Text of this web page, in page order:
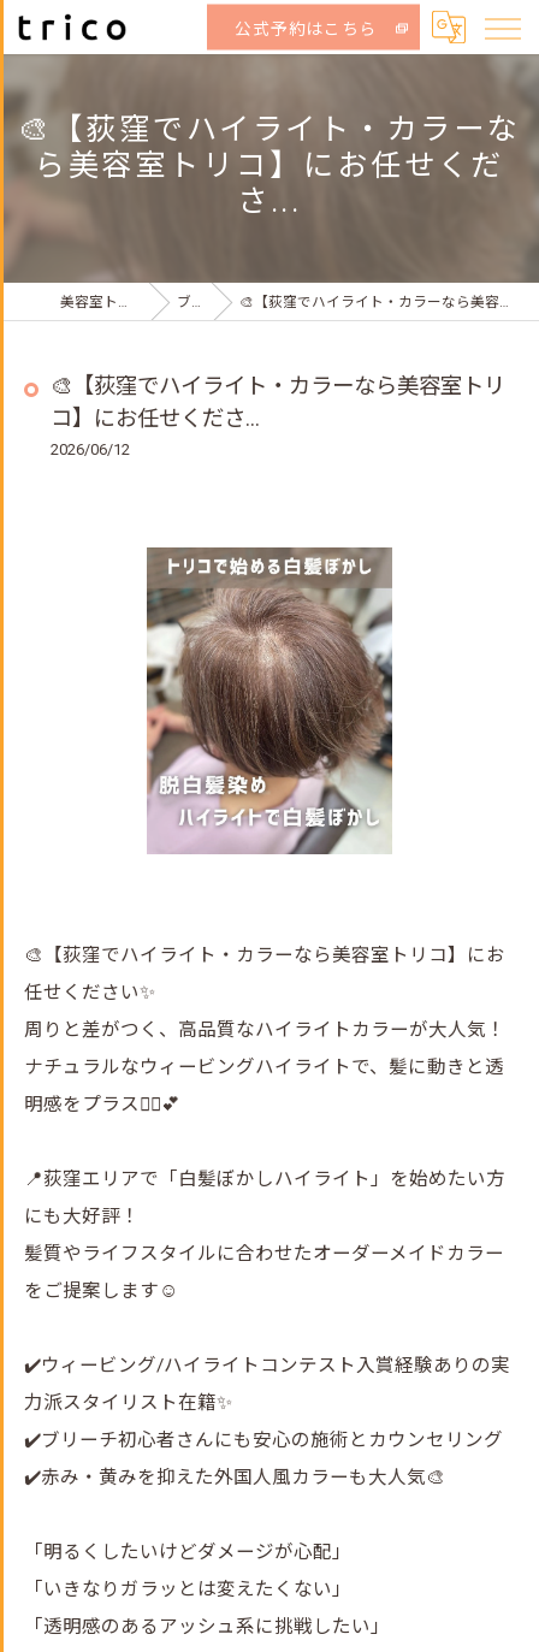
公式予約はこちら
🎨【荻窪でハイライト・カラーな
ら美容室トリコ】にお任せくだ
さ...
美容室トリコ荻窪店 ブログ 🎨【荻窪でハイライト・カラーなら美容室トリコ】にお任せくださ...
🎨【荻窪でハイライト・カラーなら美容室トリ
コ】にお任せくださ...
2026/06/12
🎨【荻窪でハイライト・カラーなら美容室トリコ】にお
任せください✨
周りと差がつく、高品質なハイライトカラーが大人気！
ナチュラルなウィービングハイライトで、髪に動きと透
明感をプラス💇‍♀️💕
📍荻窪エリアで「白髪ぼかしハイライト」を始めたい方
にも大好評！
髪質やライフスタイルに合わせたオーダーメイドカラー
をご提案します☺️
✔️ウィービング/ハイライトコンテスト入賞経験ありの実
力派スタイリスト在籍✨
✔️ブリーチ初心者さんにも安心の施術とカウンセリング
✔️赤み・黄みを抑えた外国人風カラーも大人気🎨
「明るくしたいけどダメージが心配」
「いきなりガラッとは変えたくない」
「透明感のあるアッシュ系に挑戦したい」